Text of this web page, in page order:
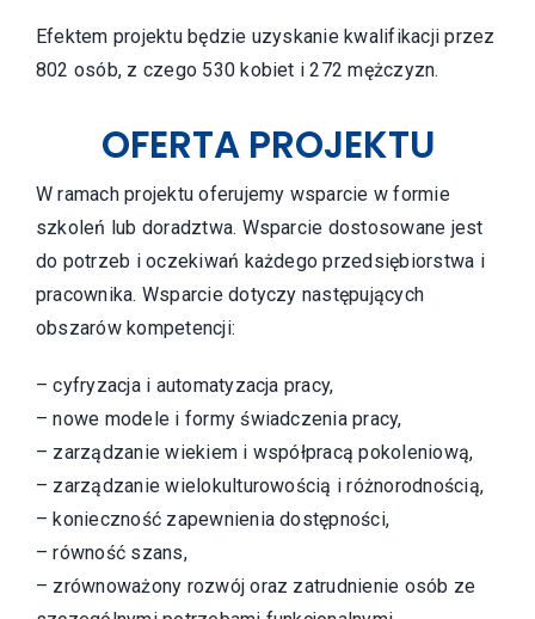
Efektem projektu będzie uzyskanie kwalifikacji przez
802 osób, z czego 530 kobiet i 272 mężczyzn.
OFERTA PROJEKTU
W ramach projektu oferujemy wsparcie w formie
szkoleń lub doradztwa. Wsparcie dostosowane jest
do potrzeb i oczekiwań każdego przedsiębiorstwa i
pracownika. Wsparcie dotyczy następujących
obszarów kompetencji:
– cyfryzacja i automatyzacja pracy,
– nowe modele i formy świadczenia pracy,
– zarządzanie wiekiem i współpracą pokoleniową,
– zarządzanie wielokulturowością i różnorodnością,
– konieczność zapewnienia dostępności,
– równość szans,
– zrównoważony rozwój oraz zatrudnienie osób ze